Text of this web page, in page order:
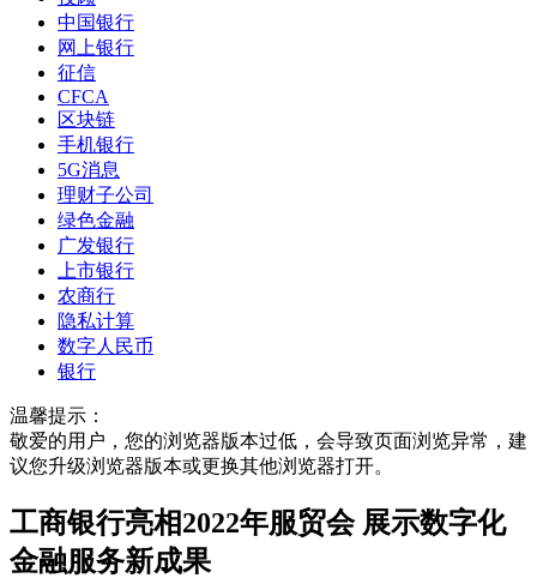
中国银行
网上银行
征信
CFCA
区块链
手机银行
5G消息
理财子公司
绿色金融
广发银行
上市银行
农商行
隐私计算
数字人民币
银行
温馨提示：
敬爱的用户，您的浏览器版本过低，会导致页面浏览异常，建
议您升级浏览器版本或更换其他浏览器打开。
工商银行亮相2022年服贸会 展示数字化
金融服务新成果